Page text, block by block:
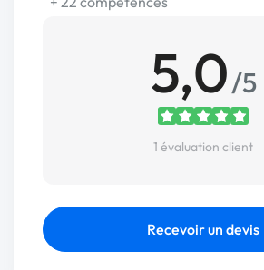
5,0/5
1 évaluation client
Recevoir un devis